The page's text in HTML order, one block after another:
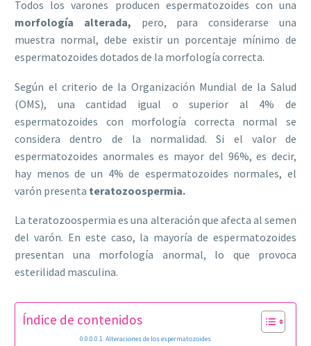
Todos los varones producen espermatozoides con una
morfología alterada, pero, para considerarse una
muestra normal, debe existir un porcentaje mínimo de
espermatozoides dotados de la morfología correcta.
Según el criterio de la Organización Mundial de la Salud
(OMS), una cantidad igual o superior al 4% de
espermatozoides con morfología correcta normal se
considera dentro de la normalidad. Si el valor de
espermatozoides anormales es mayor del 96%, es decir,
hay menos de un 4% de espermatozoides normales, el
varón presenta teratozoospermia.
La teratozoospermia es una alteración que afecta al semen
del varón. En este caso, la mayoría de espermatozoides
presentan una morfología anormal, lo que provoca
esterilidad masculina.
Índice de contenidos
Alteraciones de los espermatozoides